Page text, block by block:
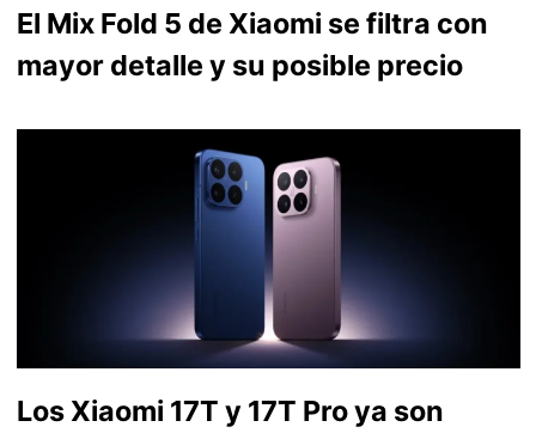
El Mix Fold 5 de Xiaomi se filtra con
mayor detalle y su posible precio
Los Xiaomi 17T y 17T Pro ya son